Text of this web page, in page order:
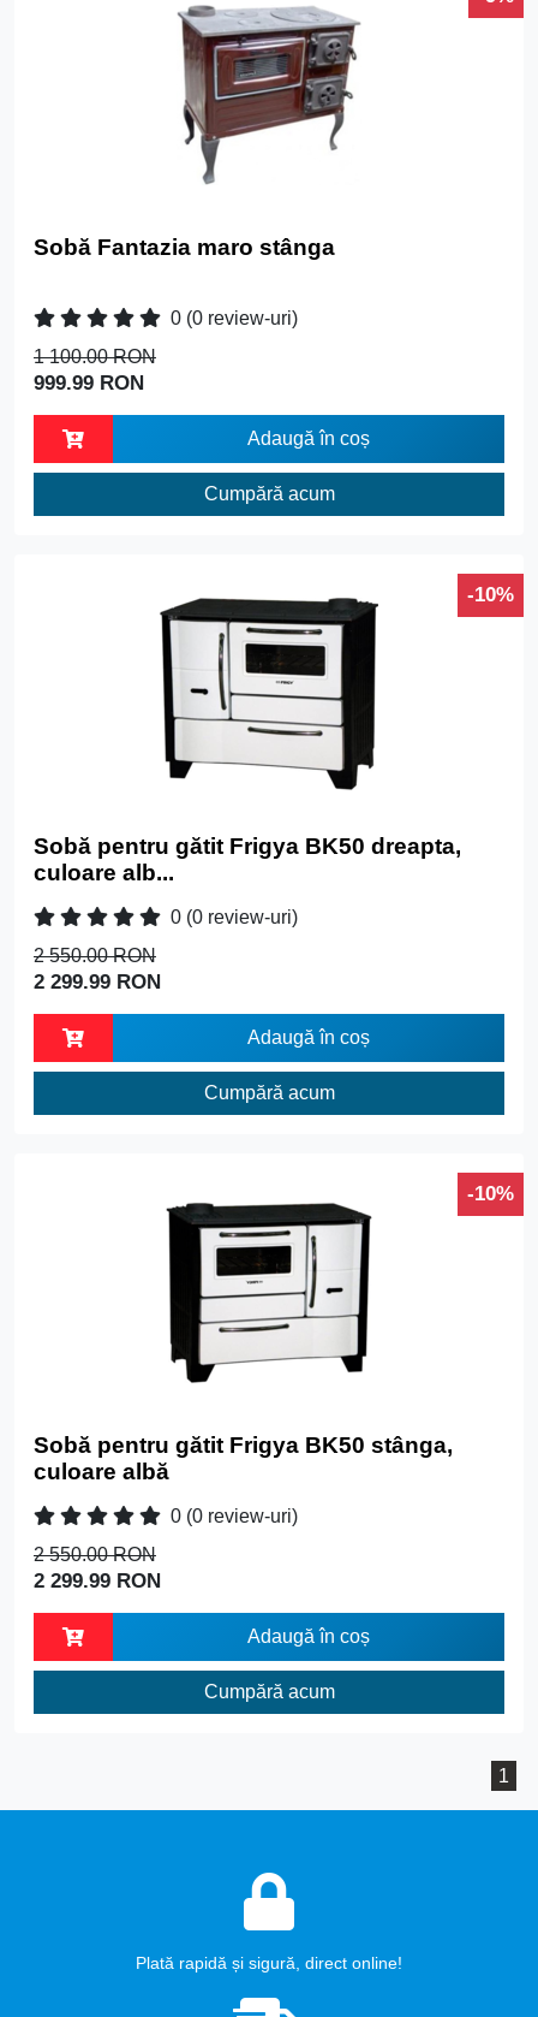
Sobă Fantazia maro stânga
0 (0 review-uri)
1 100.00 RON
999.99 RON
Adaugă în coș
Cumpără acum
-10%
Sobă pentru gătit Frigya BK50 dreapta,
culoare alb...
0 (0 review-uri)
2 550.00 RON
2 299.99 RON
Adaugă în coș
Cumpără acum
-10%
Sobă pentru gătit Frigya BK50 stânga,
culoare albă
0 (0 review-uri)
2 550.00 RON
2 299.99 RON
Adaugă în coș
Cumpără acum
1
Plată rapidă și sigură, direct online!